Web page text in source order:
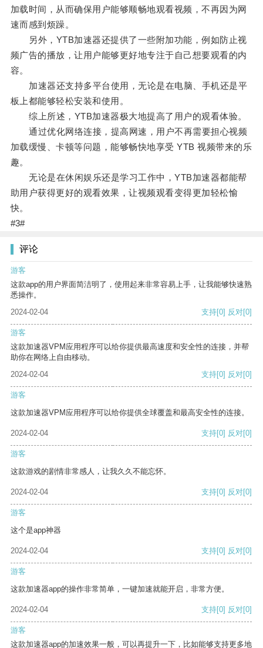
加载时间，从而确保用户能够顺畅地观看视频，不再因为网
速而感到烦躁。
另外，YTB加速器还提供了一些附加功能，例如防止视
频广告的播放，让用户能够更好地专注于自己想要观看的内
容。
加速器还支持多平台使用，无论是在电脑、手机还是平
板上都能够轻松安装和使用。
综上所述，YTB加速器极大地提高了用户的观看体验。
通过优化网络连接，提高网速，用户不再需要担心视频
加载缓慢、卡顿等问题，能够畅快地享受 YTB 视频带来的乐
趣。
无论是在休闲娱乐还是学习工作中，YTB加速器都能帮
助用户获得更好的观看效果，让视频观看变得更加轻松愉
快。
#3#
评论
游客
这款app的用户界面简洁明了，使用起来非常容易上手，让我能够快速熟
悉操作。
2024-02-04
支持[0] 反对[0]
游客
这款加速器VPM应用程序可以给你提供最高速度和安全性的连接，并帮
助你在网络上自由移动。
2024-02-04
支持[0] 反对[0]
游客
这款加速器VPM应用程序可以给你提供全球覆盖和最高安全性的连接。
2024-02-04 支持[0] 反对[0]
游客
这款游戏的剧情非常感人，让我久久不能忘怀。
2024-02-04 支持[0] 反对[0]
游客
这个是app神器
2024-02-04 支持[0] 反对[0]
游客
这款加速器app的操作非常简单，一键加速就能开启，非常方便。
2024-02-04 支持[0] 反对[0]
游客
这款加速器app的加速效果一般，可以再提升一下，比如能够支持更多地